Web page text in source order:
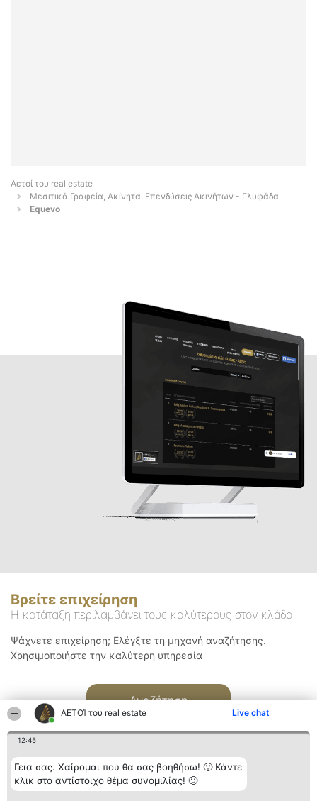
ΑΕΤΟΊ του real estate Live chat
12:45
Γεια σας. Χαίρομαι που θα σας βοηθήσω! 🙂 Κάντε
κλικ στο αντίστοιχο θέμα συνομιλίας! 🙂
Αετοί του real estate
Μεσιτικά Γραφεία, Ακίνητα, Επενδύσεις Ακινήτων - Γλυφάδα
Εquevo
Βρείτε επιχείρηση
Η κατάταξη περιλαμβάνει τους καλύτερους στον κλάδο
Ψάχνετε επιχείρηση; Ελέγξτε τη μηχανή αναζήτησης.
Χρησιμοποιήστε την καλύτερη υπηρεσία
Αναζήτηση